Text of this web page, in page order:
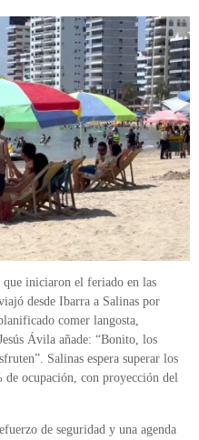
iniciaron el feriado en las
desde Ibarra a Salinas por
comer langosta,
Ávila añade: “Bonito, los
Salinas espera superar los
ocupación, con proyección del
de seguridad y una agenda